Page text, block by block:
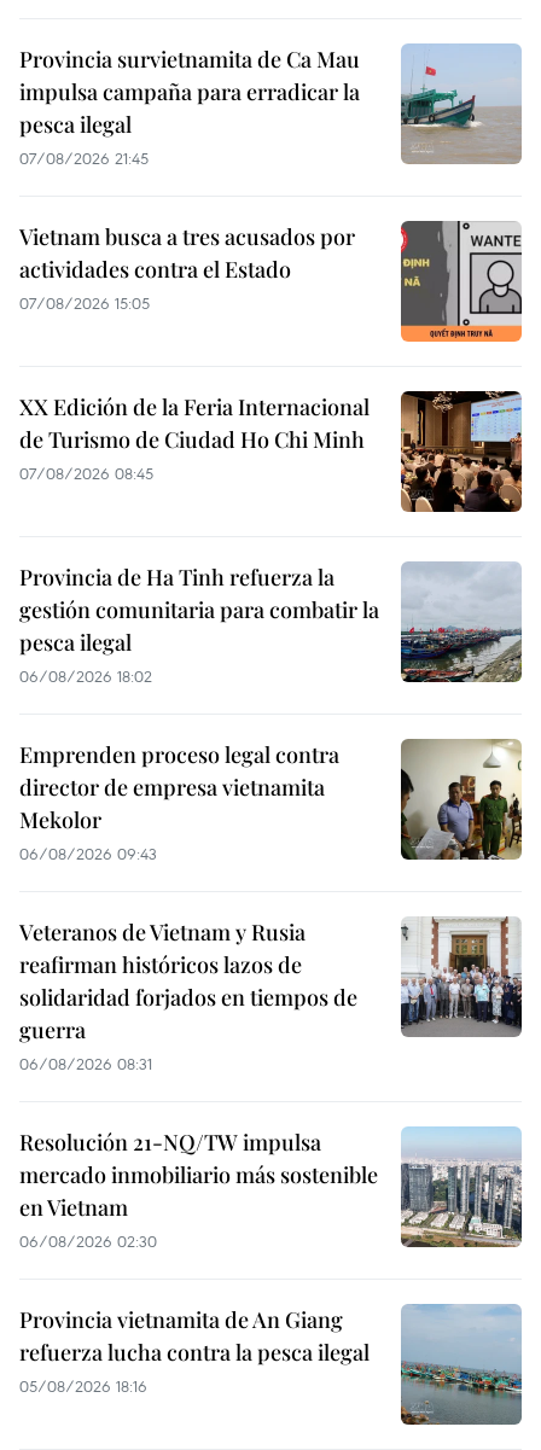
Provincia survietnamita de Ca Mau
impulsa campaña para erradicar la
pesca ilegal
07/08/2026 21:45
Vietnam busca a tres acusados por
actividades contra el Estado
07/08/2026 15:05
XX Edición de la Feria Internacional
de Turismo de Ciudad Ho Chi Minh
07/08/2026 08:45
Provincia de Ha Tinh refuerza la
gestión comunitaria para combatir la
pesca ilegal
06/08/2026 18:02
Emprenden proceso legal contra
director de empresa vietnamita
Mekolor
06/08/2026 09:43
Veteranos de Vietnam y Rusia
reafirman históricos lazos de
solidaridad forjados en tiempos de
guerra
06/08/2026 08:31
Resolución 21-NQ/TW impulsa
mercado inmobiliario más sostenible
en Vietnam
06/08/2026 02:30
Provincia vietnamita de An Giang
refuerza lucha contra la pesca ilegal
05/08/2026 18:16